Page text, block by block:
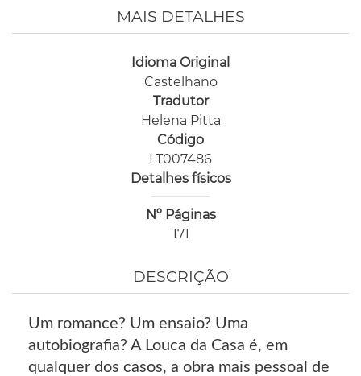
MAIS DETALHES
Idioma Original
Castelhano
Tradutor
Helena Pitta
Código
LT007486
Detalhes físicos
Nº Páginas
171
DESCRIÇÃO
Um romance? Um ensaio? Uma
autobiografia? A Louca da Casa é, em
qualquer dos casos, a obra mais pessoal de